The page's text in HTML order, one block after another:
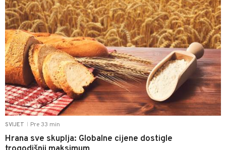
SVIJET Pre 33 min
Hrana sve skuplja: Globalne cijene dostigle